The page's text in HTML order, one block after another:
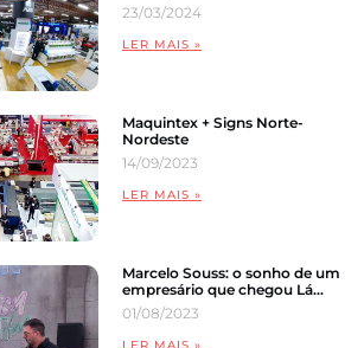
23/03/2024
LER MAIS »
Maquintex + Signs Norte-
Nordeste
14/09/2023
LER MAIS »
Marcelo Souss: o sonho de um
empresário que chegou Lá…
01/08/2023